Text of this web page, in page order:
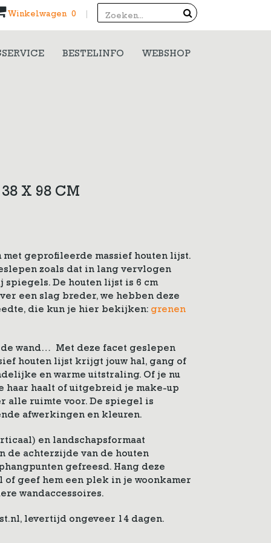
Winkelwagen 0
BESTELINFO WEBSHOP
X 98 CM
met geprofileerde massief houten lijst.
zoals dat in lang vervlogen
De houten lijst is 6 cm
een slag breder, we hebben deze
die kun je hier bekijken: grenen
wand… Met deze facet geslepen
houten lijst krijgt jouw hal, gang of
en warme uitstraling. Of je nu
haar haalt of uitgebreid je make-up
alle ruimte voor. De spiegel is
afwerkingen en kleuren.
en landschapsformaat
de achterzijde van de houten
gefreesd. Hang deze
of geef hem een plek in je woonkamer
wandaccessoires.
levertijd ongeveer 14 dagen.